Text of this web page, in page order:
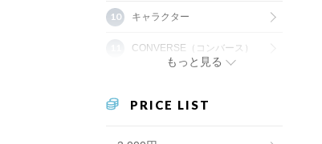
キャラクター
CONVERSE（コンバース）
もっと見る
PRICE LIST